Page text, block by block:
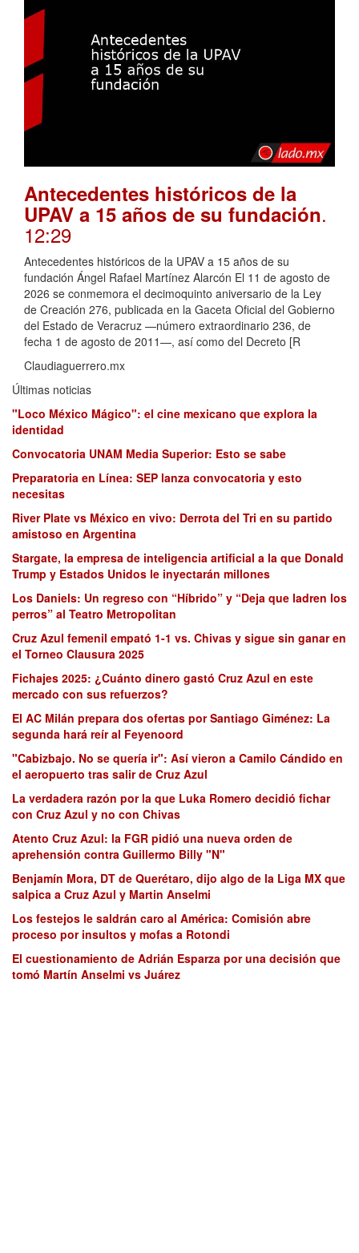
Antecedentes históricos de la
UPAV a 15 años de su fundación.
12:29
Antecedentes históricos de la UPAV a 15 años de su
fundación Ángel Rafael Martínez Alarcón El 11 de agosto de
2026 se conmemora el decimoquinto aniversario de la Ley
de Creación 276, publicada en la Gaceta Oficial del Gobierno
del Estado de Veracruz —número extraordinario 236, de
fecha 1 de agosto de 2011—, así como del Decreto [R
Claudiaguerrero.mx
Últimas noticias
"Loco México Mágico": el cine mexicano que explora la
identidad
Convocatoria UNAM Media Superior: Esto se sabe
Preparatoria en Línea: SEP lanza convocatoria y esto
necesitas
River Plate vs México en vivo: Derrota del Tri en su partido
amistoso en Argentina
Stargate, la empresa de inteligencia artificial a la que Donald
Trump y Estados Unidos le inyectarán millones
Los Daniels: Un regreso con “Híbrido” y “Deja que ladren los
perros” al Teatro Metropolitan
Cruz Azul femenil empató 1-1 vs. Chivas y sigue sin ganar en
el Torneo Clausura 2025
Fichajes 2025: ¿Cuánto dinero gastó Cruz Azul en este
mercado con sus refuerzos?
El AC Milán prepara dos ofertas por Santiago Giménez: La
segunda hará reír al Feyenoord
"Cabizbajo. No se quería ir": Así vieron a Camilo Cándido en
el aeropuerto tras salir de Cruz Azul
La verdadera razón por la que Luka Romero decidió fichar
con Cruz Azul y no con Chivas
Atento Cruz Azul: la FGR pidió una nueva orden de
aprehensión contra Guillermo Billy "N"
Benjamín Mora, DT de Querétaro, dijo algo de la Liga MX que
salpica a Cruz Azul y Martin Anselmi
Los festejos le saldrán caro al América: Comisión abre
proceso por insultos y mofas a Rotondi
El cuestionamiento de Adrián Esparza por una decisión que
tomó Martín Anselmi vs Juárez